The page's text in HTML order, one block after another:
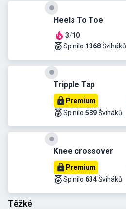
Heels To Toe
3/10
Splnilo 1368Šviháků
Tripple Tap
Premium
Splnilo 589Šviháků
Knee crossover
Premium
Splnilo 634Šviháků
Těžké